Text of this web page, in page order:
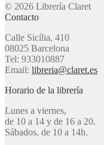
© 2026 Librería Claret
Contacto
Calle Sicília, 410
08025 Barcelona
Tel: 933010887
Email: libreria@claret.es
Horario de la librería
Lunes a viernes,
de 10 a 14 y de 16 a 20.
Sábados, de 10 a 14h.